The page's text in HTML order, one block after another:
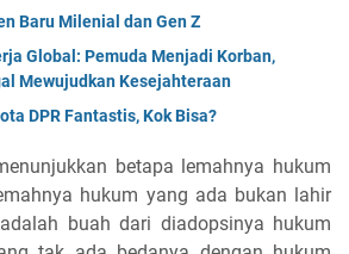
Baru Milenial dan Gen Z
Global: Pemuda Menjadi Korban,
Mewujudkan Kesejahteraan
DPR Fantastis, Kok Bisa?
betapa lemahnya hukum
hukum yang ada bukan lahir
buah dari diadopsinya hukum